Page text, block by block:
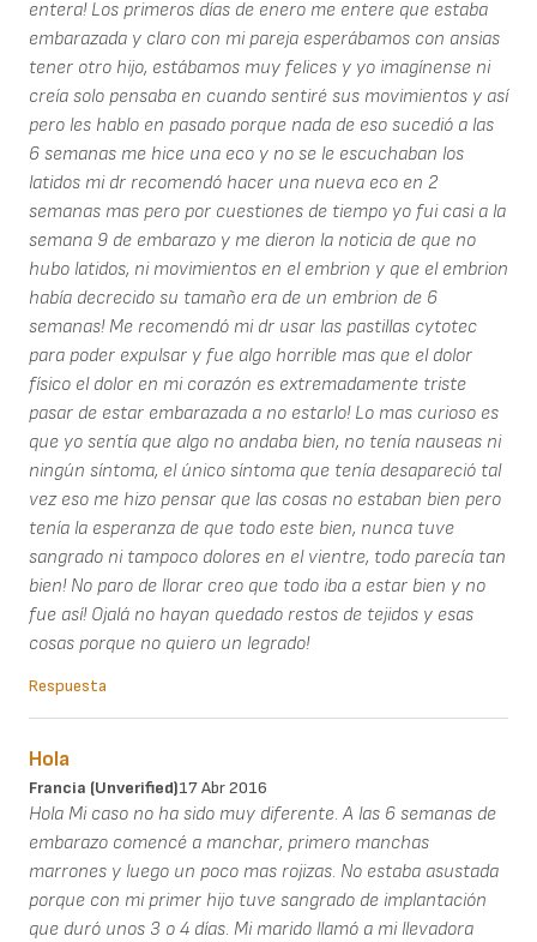
entera! Los primeros días de enero me entere que estaba
embarazada y claro con mi pareja esperábamos con ansias
tener otro hijo, estábamos muy felices y yo imagínense ni
creía solo pensaba en cuando sentiré sus movimientos y así
pero les hablo en pasado porque nada de eso sucedió a las
6 semanas me hice una eco y no se le escuchaban los
latidos mi dr recomendó hacer una nueva eco en 2
semanas mas pero por cuestiones de tiempo yo fui casi a la
semana 9 de embarazo y me dieron la noticia de que no
hubo latidos, ni movimientos en el embrion y que el embrion
había decrecido su tamaño era de un embrion de 6
semanas! Me recomendó mi dr usar las pastillas cytotec
para poder expulsar y fue algo horrible mas que el dolor
físico el dolor en mi corazón es extremadamente triste
pasar de estar embarazada a no estarlo! Lo mas curioso es
que yo sentía que algo no andaba bien, no tenía nauseas ni
ningún síntoma, el único síntoma que tenía desapareció tal
vez eso me hizo pensar que las cosas no estaban bien pero
tenía la esperanza de que todo este bien, nunca tuve
sangrado ni tampoco dolores en el vientre, todo parecía tan
bien! No paro de llorar creo que todo iba a estar bien y no
fue así! Ojalá no hayan quedado restos de tejidos y esas
cosas porque no quiero un legrado!
Respuesta
Hola
Francia (unverified)17 Abr 2016
Hola Mi caso no ha sido muy diferente. A las 6 semanas de
embarazo comencé a manchar, primero manchas
marrones y luego un poco mas rojizas. No estaba asustada
porque con mi primer hijo tuve sangrado de implantación
que duró unos 3 o 4 días. Mi marido llamó a mi llevadora